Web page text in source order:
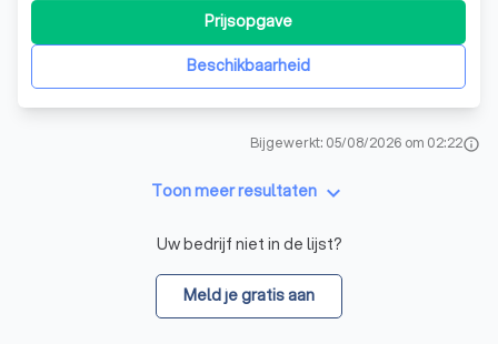
Algemene elektriciteitswerken, nieuwbouw, renovatie,
herstellingen, herkeuring , opmaak elektrische schema's,
elektrische laadpalen en kleine klu
Beschikbaarheid
Prijsopgave
Bijgewerkt: 05/08/2026 om 02:22info
Toon meer resultaten keyboard_arrow_down
Uw bedrijf niet in de lijst?
Meld je gratis aan